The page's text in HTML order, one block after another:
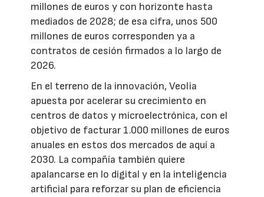
millones de euros y con horizonte hasta
mediados de 2028; de esa cifra, unos 500
millones de euros corresponden ya a
contratos de cesión firmados a lo largo de
2026.
En el terreno de la innovación, Veolia
apuesta por acelerar su crecimiento en
centros de datos y microelectrónica, con el
objetivo de facturar 1.000 millones de euros
anuales en estos dos mercados de aquí a
2030. La compañía también quiere
apalancarse en lo digital y en la inteligencia
artificial para reforzar su plan de eficiencia